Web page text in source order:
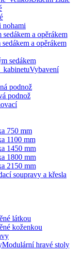
nohami
a opěrákem
a opěrákem
sedákem
Vybavení
podnož
podnož
750 mm
1100 mm
1450 mm
1800 mm
2150 mm
soupravy a křesla
látkou
koženkou
Modulární hravé stoly